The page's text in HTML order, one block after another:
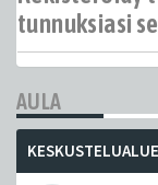
tunnuksiasi
AULA
KESKUSTELUALUE